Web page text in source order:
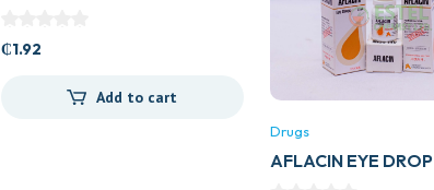
₵1.92
Add to cart
Drugs
AFLACIN EYE DROP